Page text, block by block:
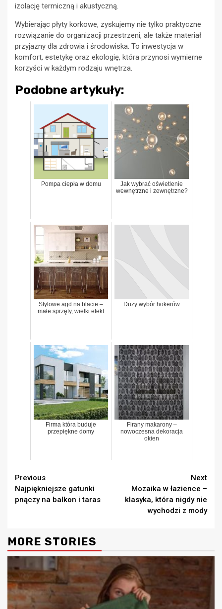
izolację termiczną i akustyczną.
Wybierając płyty korkowe, zyskujemy nie tylko praktyczne
rozwiązanie do organizacji przestrzeni, ale także materiał
przyjazny dla zdrowia i środowiska. To inwestycja w
komfort, estetykę oraz ekologię, która przynosi wymierne
korzyści w każdym rodzaju wnętrza.
Podobne artykuły:
Pompa ciepła w domu
Jak wybrać oświetlenie
wewnętrzne i zewnętrzne?
Stylowe agd na blacie –
małe sprzęty, wielki efekt
Duży wybór hokerów
Firma która buduje
przepiękne domy
Firany makarony –
nowoczesna dekoracja
okien
Continue
Reading
Previous
Najpiękniejsze gatunki
pnączy na balkon i taras
Next
Mozaika w łazience –
klasyka, która nigdy nie
wychodzi z mody
MORE STORIES